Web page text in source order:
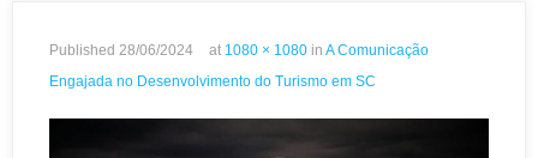
Published 28/06/2024 at 1080 × 1080 in A Comunicação
Engajada no Desenvolvimento do Turismo em SC